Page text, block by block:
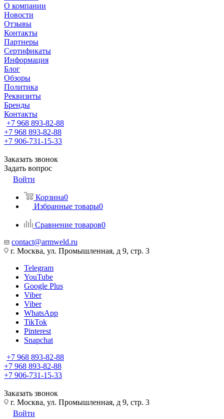
О компании
Новости
Отзывы
Контакты
Партнеры
Сертификаты
Информация
Блог
Обзоры
Политика
Реквизиты
Бренды
Контакты
+7 968 893-82-88
+7 968 893-82-88
+7 906-731-15-33
Заказать звонок
Задать вопрос
Войти
Корзина0
Избранные товары0
Сравнение товаров0
contact@armweld.ru
г. Москва, ул. Промышленная, д 9, стр. 3
Telegram
YouTube
Google Plus
Viber
Viber
WhatsApp
TikTok
Pinterest
Snapchat
+7 968 893-82-88
+7 968 893-82-88
+7 906-731-15-33
Заказать звонок
г. Москва, ул. Промышленная, д 9, стр. 3
Войти